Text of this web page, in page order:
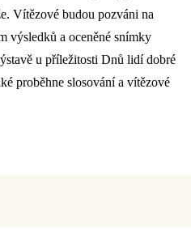
Vítězové budou pozváni na
výsledků a oceněné snímky
u příležitosti Dnů lidí dobré
proběhne slosování a vítězové